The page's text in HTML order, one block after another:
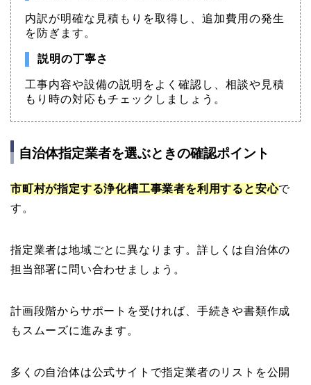
内訳が明確な見積もりを取得し、追加費用の発生
を防ぎます。
説明の丁寧さ
工事内容や設備の説明をよく確認し、相談や見積
もり時の対応もチェックしましょう。
自治体指定業者を選ぶときの確認ポイント
市町村が指定する浄化槽工事業者を利用すると安心で
す。
指定業者は地域ごとに異なります。詳しくは自治体の
担当部署に問い合わせましょう。
計画段階からサポートを受ければ、手続きや書類作成
もスムーズに進みます。
多くの自治体は公式サイトで指定業者のリストを公開